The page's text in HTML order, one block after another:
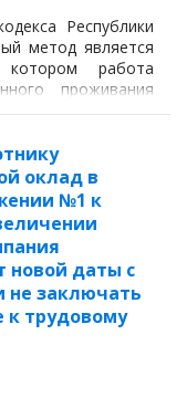
Республики
метод является
работа
проживания
учёта
оклад в
№1 к
новой даты с
не заключать
к трудовому